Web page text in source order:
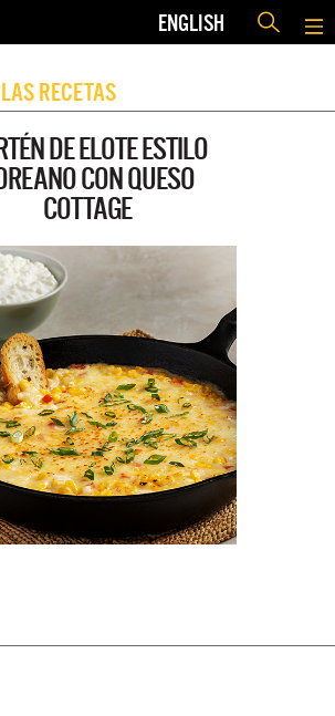
ENGLISH
RECETAS
DE ELOTE ESTILO
CON QUESO
COTTAGE